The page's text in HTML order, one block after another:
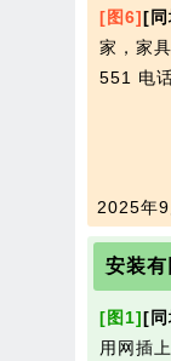
[图6][同
家，家
551 电
2025年9
安装有
[图1][同
用网插